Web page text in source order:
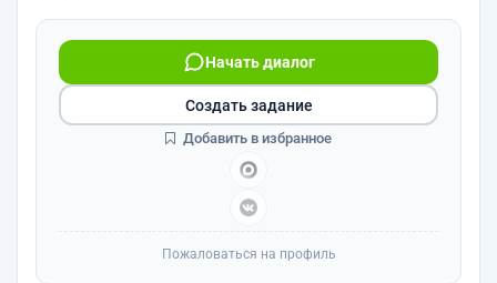
Начать диалог
Создать задание
Добавить в избранное
Пожаловаться на профиль